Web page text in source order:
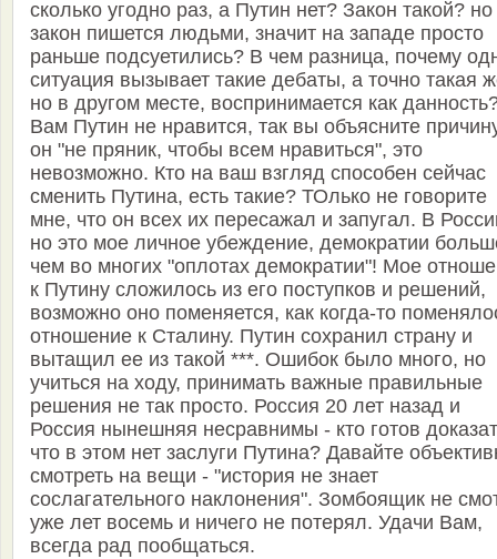
сколько угодно раз, а Путин нет? Закон такой? но
закон пишется людьми, значит на западе просто
раньше подсуетились? В чем разница, почему
ситуация вызывает такие дебаты, а точно такая
но в другом месте, воспринимается как
Вам Путин не нравится, так вы объясните
он "не пряник, чтобы всем нравиться", это
невозможно. Кто на ваш взгляд способен сейчас
сменить Путина, есть такие? ТОлько не говорите
мне, что он всех их пересажал и запугал. В
но это мое личное убеждение, демократии
чем во многих "оплотах демократии"! Мое
к Путину сложилось из его поступков и решений,
возможно оно поменяется, как когда-то
отношение к Сталину. Путин сохранил страну и
вытащил ее из такой ***. Ошибок было много, но
учиться на ходу, принимать важные правильные
решения не так просто. Россия 20 лет назад и
Россия нынешняя несравнимы - кто готов
что в этом нет заслуги Путина? Давайте
смотреть на вещи - "история не знает
сослагательного наклонения". Зомбоящик не
уже лет восемь и ничего не потерял. Удачи Вам,
всегда рад пообщаться.